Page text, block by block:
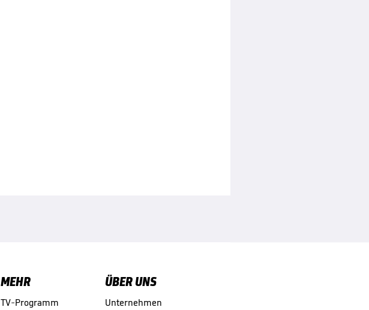
MEHR
TV-Programm
ÜBER UNS
Unternehmen